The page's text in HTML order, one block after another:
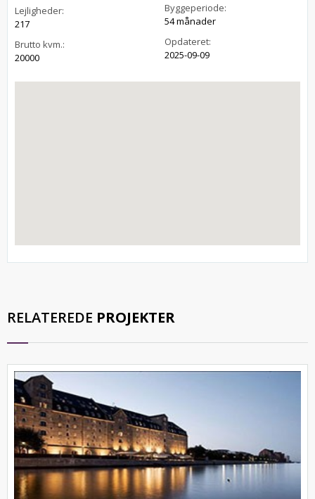
Lejligheder:
217
Brutto kvm.:
20000
Byggeperiode:
54 månader
Opdateret:
2025-09-09
RELATEREDE PROJEKTER